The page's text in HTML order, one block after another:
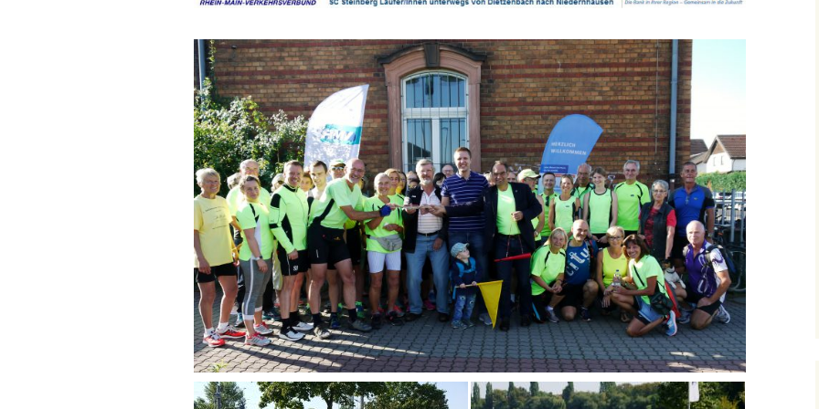
Fotos / Berichte Foto-Impressionen 2019
Foto-Impressionen 2018
Berichte Lauftreff